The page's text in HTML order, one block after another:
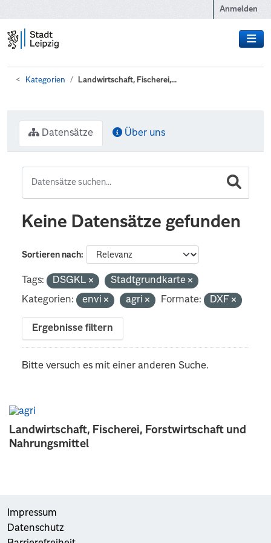
Anmelden
Kategorien Landwirtschaft, Fischerei,...
Landwirtschaft, Fischerei, Forstwirtschaft und
Nahrungsmittel
Datensätze Über uns
Keine Datensätze gefunden
Sortieren nach
Tags: DSGKL
Stadtgrundkarte
Kategorien:
envi agri Formate: DXF
Ergebnisse filtern
Bitte versuch es mit einer anderen Suche.
Impressum
Datenschutz